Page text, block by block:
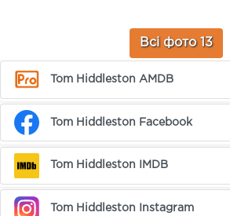
Всі фото 13
Tom Hiddleston AMDB
Tom Hiddleston Facebook
Tom Hiddleston IMDB
Tom Hiddleston Instagram